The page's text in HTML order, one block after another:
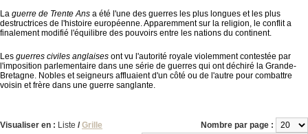
La guerre de Trente Ans a été l'une des guerres les plus longues et les plus
destructrices de l'histoire européenne. Apparemment sur la religion, le conflit a
finalement modifié l'équilibre des pouvoirs entre les nations du continent.
Les guerres civiles anglaises ont vu l'autorité royale violemment contestée par
l'imposition parlementaire dans une série de guerres qui ont déchiré la Grande-
Bretagne. Nobles et seigneurs affluaient d'un côté ou de l'autre pour combattre
voisin et frère dans une guerre sanglante.
Visualiser en : Liste / Grille
Nombre par page :